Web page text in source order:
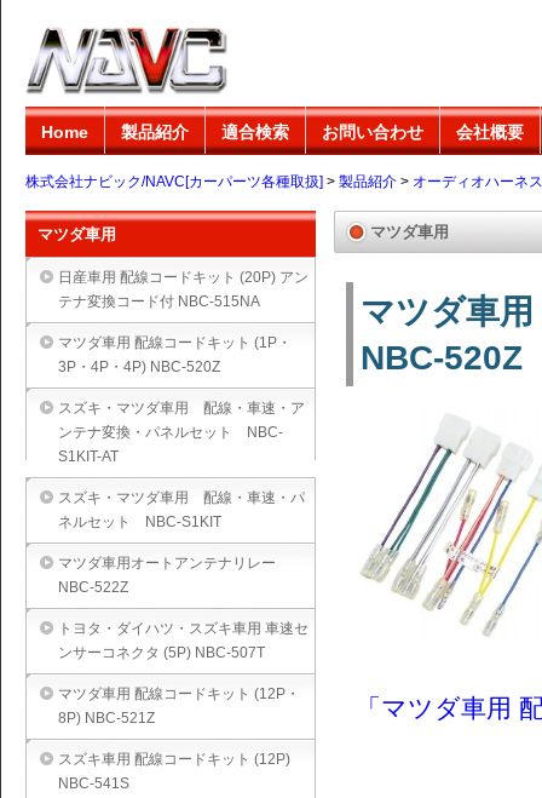
Home 製品紹介 適合検索 お問い合わせ 会社概要
株式会社ナビック/NAVC[カーパーツ各種取扱] > 製品紹介 > オーディオハーネス
マツダ車用
マツダ車
NBC-520Z
「マツダ車用
マツダ車用
日産車用 配線コードキット (20P) アン
テナ変換コード付 NBC-515NA
マツダ車用 配線コードキット (1P・
3P・4P・4P) NBC-520Z
スズキ・マツダ車用 配線・車速・ア
ンテナ変換・パネルセット NBC-
S1KIT-AT
スズキ・マツダ車用 配線・車速・パ
ネルセット NBC-S1KIT
マツダ車用オートアンテナリレー
NBC-522Z
トヨタ・ダイハツ・スズキ車用 車速セ
ンサーコネクタ (5P) NBC-507T
マツダ車用 配線コードキット (12P・
8P) NBC-521Z
スズキ車用 配線コードキット (12P)
NBC-541S